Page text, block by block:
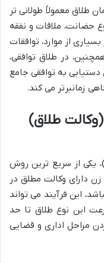
طلاق معمولاً طولانی تر
حضانت، ملاقات و نفقه
از موارد، توافقات
در طلاق توافقی،
به توافقی جامع
زمانبرتر می کند.
طلاق)
یکی از سریع ترین روش
دارای وکالت مطلق در
این فرآیند می تواند
سرعت این نوع طلاق تا حد
مراحل اداری و قضایی